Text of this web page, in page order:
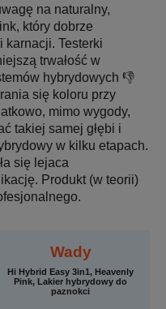
na naturalny,
który dobrze
karnacji. Testerki
trwałość w
hybrydowych 👎
się koloru przy
mimo wygody,
takiej samej głębi i
w kilku etapach.
się lejaca
Produkt (w teorii)
Wady
Hi Hybrid Easy 3in1, Heavenly
Pink, Lakier hybrydowy do
paznokci